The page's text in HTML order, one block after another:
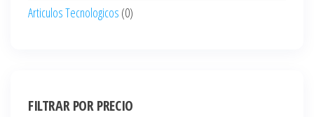
Articulos Tecnologicos (0)
FILTRAR POR PRECIO